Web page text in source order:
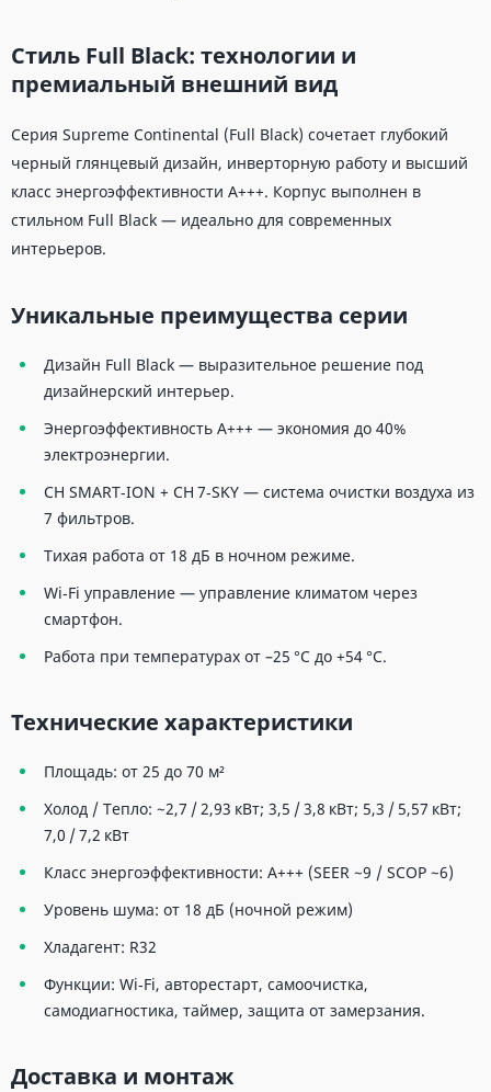
Стиль Full Black: технологии и
премиальный внешний вид
Серия Supreme Continental (Full Black) сочетает глубокий
черный глянцевый дизайн, инверторную работу и высший
класс энергоэффективности A+++. Корпус выполнен в
стильном Full Black — идеально для современных
интерьеров.
Уникальные преимущества серии
Дизайн Full Black — выразительное решение под
дизайнерский интерьер.
Энергоэффективность A+++ — экономия до 40%
электроэнергии.
CH SMART‑ION + CH 7‑SKY — система очистки воздуха из
7 фильтров.
Тихая работа от 18 дБ в ночном режиме.
Wi‑Fi управление — управление климатом через
смартфон.
Работа при температурах от –25 °C до +54 °C.
Технические характеристики
Площадь: от 25 до 70 м²
Холод / Тепло: ~2,7 / 2,93 кВт; 3,5 / 3,8 кВт; 5,3 / 5,57 кВт;
7,0 / 7,2 кВт
Класс энергоэффективности: A+++ (SEER ~9 / SCOP ~6)
Уровень шума: от 18 дБ (ночной режим)
Хладагент: R32
Функции: Wi‑Fi, авторестарт, самоочистка,
самодиагностика, таймер, защита от замерзания.
Доставка и монтаж